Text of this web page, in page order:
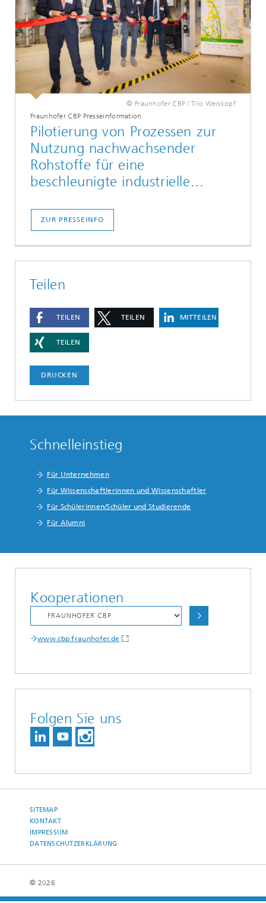
© Fraunhofer CBP / Tilo Weiskopf
Fraunhofer CBP Presseinformation
Pilotierung von Prozessen zur
Nutzung nachwachsender
Rohstoffe für eine
beschleunigte industrielle...
ZUR PRESSEINFO
Teilen
TEILEN TEILEN MITTEILEN
TEILEN
DRUCKEN
Schnelleinstieg
Für Unternehmen
Für Wissenschaftlerinnen und Wissenschaftler
Für Schülerinnen/Schüler und Studierende
Für Alumni
Kooperationen
www.cbp.fraunhofer.de
Folgen Sie uns
SITEMAP
KONTAKT
IMPRESSUM
DATENSCHUTZERKLÄRUNG
© 2026